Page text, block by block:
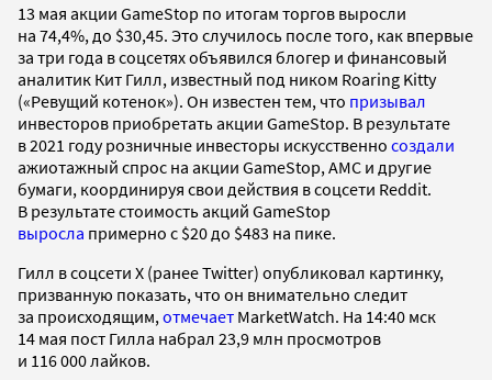
13 мая акции GameStop по итогам торгов выросли
на 74,4%, до $30,45. Это случилось после того, как впервые
за три года в соцсетях объявился блогер и финансовый
аналитик Кит Гилл, известный под ником Roaring Kitty
(«Ревущий котенок»). Он известен тем, что призывал
инвесторов приобретать акции GameStop. В результате
в 2021 году розничные инвесторы искусственно создали
ажиотажный спрос на акции GameStop, AMC и другие
бумаги, координируя свои действия в соцсети Reddit.
В результате стоимость акций GameStop
выросла примерно с $20 до $483 на пике.
Гилл в соцсети X (ранее Twitter) опубликовал картинку,
призванную показать, что он внимательно следит
за происходящим, отмечает MarketWatch. На 14:40 мск
14 мая пост Гилла набрал 23,9 млн просмотров
и 116 000 лайков.